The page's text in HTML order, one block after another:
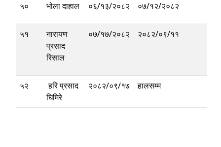
५० भोला दाहाल ०६/१३/२०८२ ०७/१२/२०८२
५१
नारायण
प्रसाद
रिसाल
०७/१७/२०८२ २०८२/०९/११
५२
हरि प्रसाद
घिमिरे
२०८२/०९/१७ हालसम्म